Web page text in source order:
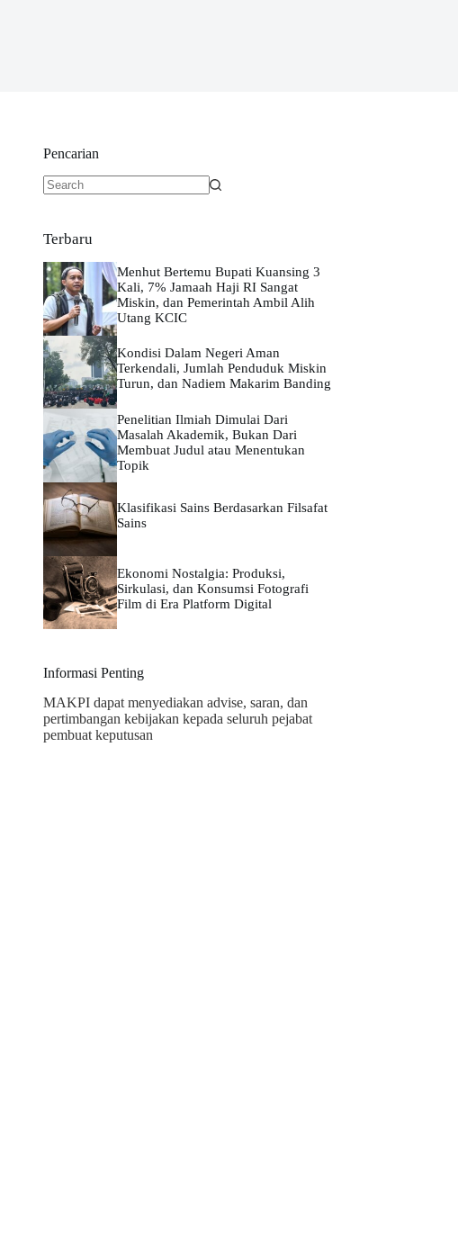
Pencarian
Terbaru
Menhut Bertemu Bupati Kuansing 3
Kali, 7% Jamaah Haji RI Sangat
Miskin, dan Pemerintah Ambil Alih
Utang KCIC
Kondisi Dalam Negeri Aman
Terkendali, Jumlah Penduduk Miskin
Turun, dan Nadiem Makarim Banding
Penelitian Ilmiah Dimulai Dari
Masalah Akademik, Bukan Dari
Membuat Judul atau Menentukan
Topik
Klasifikasi Sains Berdasarkan Filsafat
Sains
Ekonomi Nostalgia: Produksi,
Sirkulasi, dan Konsumsi Fotografi
Film di Era Platform Digital
Informasi Penting
MAKPI dapat menyediakan advise, saran, dan
pertimbangan kebijakan kepada seluruh pejabat
pembuat keputusan